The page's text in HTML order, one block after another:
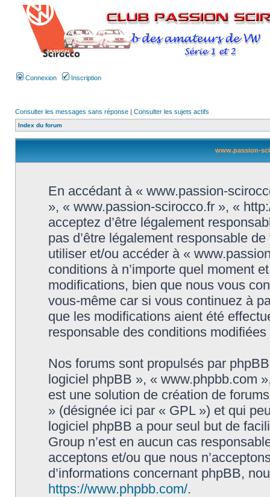
Connexion Inscription
Consulter les messages sans réponse | Consulter les sujets actifs
Index du forum
www.passion-
En accédant à « www.passion-
», « www.passion-scirocco.fr », «
acceptez d’être légalement
pas d’être légalement responsable
utiliser et/ou accéder à «
conditions à n’importe quel moment
modifications, bien que nous vous
vous-même car si vous continuez à
que les modifications aient été
responsable des conditions
Nos forums sont propulsés par
logiciel phpBB », « www.phpbb.com
est une solution de création de
» (désignée ici par « GPL ») et qui
logiciel phpBB a pour seul but de
Group n’est en aucun cas
acceptons et/ou que nous
d’informations concernant phpBB,
https://www.phpbb.com/.